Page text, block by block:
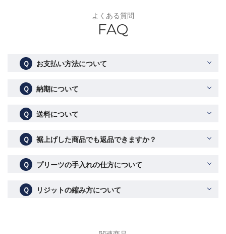
よくある質問
FAQ
Ｑ お支払い方法について
Ｑ 納期について
Ｑ 送料について
Ｑ 裾上げした商品でも返品できますか？
Ｑ プリーツの手入れの仕方について
Ｑ リジットの縮み方について